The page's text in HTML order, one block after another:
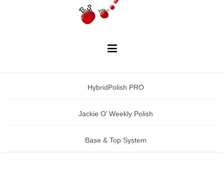
HybridPolish PRO
Jackie O’ Weekly Polish
Base & Top System